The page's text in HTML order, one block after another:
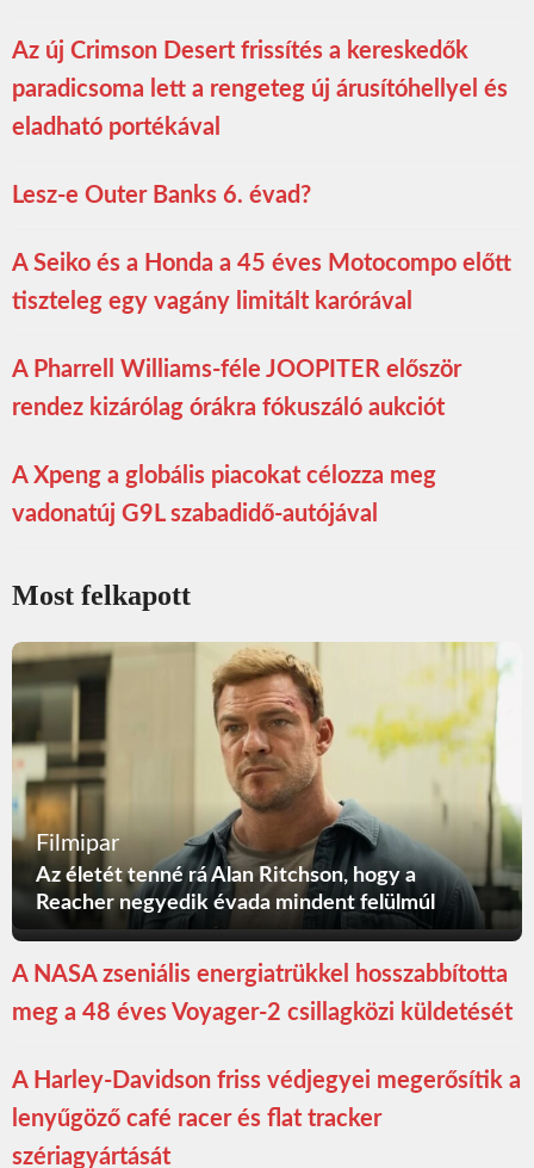
Az új Crimson Desert frissítés a kereskedők
paradicsoma lett a rengeteg új árusítóhellyel és
eladható portékával
Lesz-e Outer Banks 6. évad?
A Seiko és a Honda a 45 éves Motocompo előtt
tiszteleg egy vagány limitált karórával
A Pharrell Williams-féle JOOPITER először
rendez kizárólag órákra fókuszáló aukciót
A Xpeng a globális piacokat célozza meg
vadonatúj G9L szabadidő-autójával
Most felkapott
Filmipar
Az életét tenné rá Alan Ritchson, hogy a
Reacher negyedik évada mindent felülmúl
A NASA zseniális energiatrükkel hosszabbította
meg a 48 éves Voyager-2 csillagközi küldetését
A Harley-Davidson friss védjegyei megerősítik a
lenyűgöző café racer és flat tracker
szériagyártását